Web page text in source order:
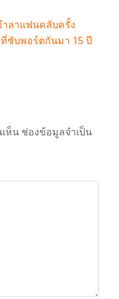
ำลาแฟนคลับครั้ง
ซับพอร์ตกันมา 15 ปี
ห็น ช่องข้อมูลจำเป็น